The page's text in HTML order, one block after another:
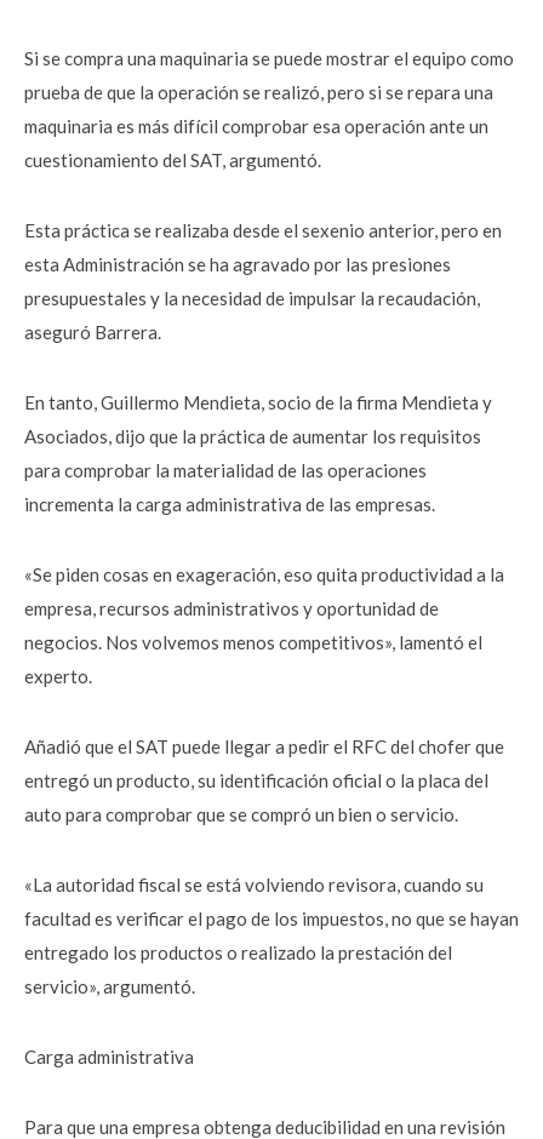
Si se compra una maquinaria se puede mostrar el equipo como
prueba de que la operación se realizó, pero si se repara una
maquinaria es más difícil comprobar esa operación ante un
cuestionamiento del SAT, argumentó.
Esta práctica se realizaba desde el sexenio anterior, pero en
esta Administración se ha agravado por las presiones
presupuestales y la necesidad de impulsar la recaudación,
aseguró Barrera.
En tanto, Guillermo Mendieta, socio de la firma Mendieta y
Asociados, dijo que la práctica de aumentar los requisitos
para comprobar la materialidad de las operaciones
incrementa la carga administrativa de las empresas.
«Se piden cosas en exageración, eso quita productividad a la
empresa, recursos administrativos y oportunidad de
negocios. Nos volvemos menos competitivos», lamentó el
experto.
Añadió que el SAT puede llegar a pedir el RFC del chofer que
entregó un producto, su identificación oficial o la placa del
auto para comprobar que se compró un bien o servicio.
«La autoridad fiscal se está volviendo revisora, cuando su
facultad es verificar el pago de los impuestos, no que se hayan
entregado los productos o realizado la prestación del
servicio», argumentó.
Carga administrativa
Para que una empresa obtenga deducibilidad en una revisión